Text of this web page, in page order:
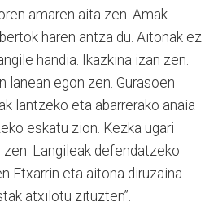
amaren aita zen. Amak
haren antza du. Aitonak ez
handia. Ikazkina izan zen.
lanean egon zen. Gurasoen
lantzeko eta abarrerako anaia
eskatu zion. Kezka ugari
Langileak defendatzeko
Etxarrin eta aitona diruzaina
atxilotu zituzten”.